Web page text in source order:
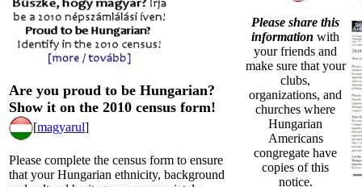
Are you proud to be Hungarian?
Show it on the 2010 census form!
[magyarul]
Please complete the census form to ensure
that your Hungarian ethnicity, background
Please share this
information with
your friends and
make sure that your
clubs,
organizations, and
churches where
Hungarian
Americans
congregate have
copies of this
notice.